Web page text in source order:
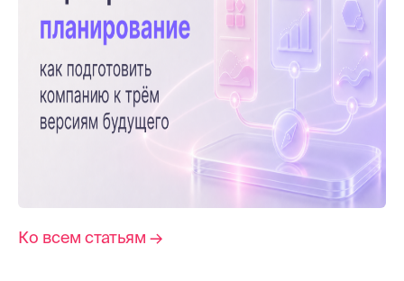
Ко всем статьям →